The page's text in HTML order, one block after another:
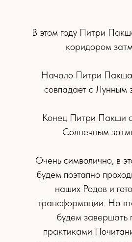
В этом году Питри
коридором
Начало Питри Пакша
совпадает с Лунным
Конец Питри Пакши
Солнечным
Очень символично, в
будем поэтапно
наших Родов и
трансформации. На
будем завершать
практиками